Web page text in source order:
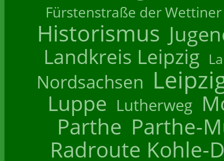
Fürstenstraße der Wettiner
Historismus
Landkreis Leipzig
Nordsachsen
Luppe Lutherweg
Parthe Parthe-
Radroute Kohle-